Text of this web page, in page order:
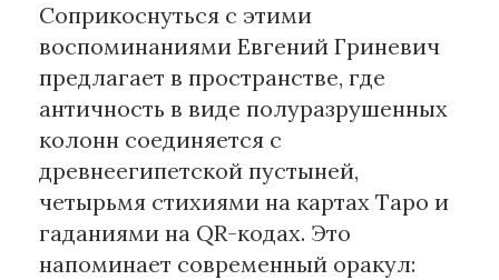
Соприкоснуться с этими
воспоминаниями Евгений Гриневич
предлагает в пространстве, где
античность в виде полуразрушенных
колонн соединяется с
древнеегипетской пустыней,
четырьмя стихиями на картах Таро и
гаданиями на QR-кодах. Это
напоминает современный оракул: